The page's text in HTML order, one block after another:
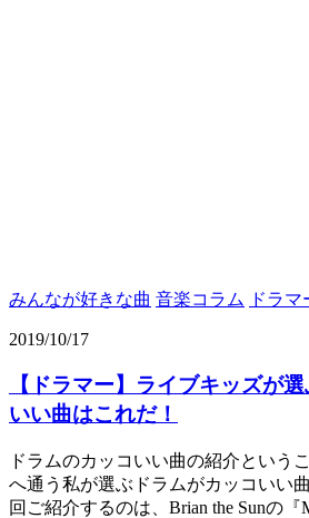
みんなが好きな曲 音楽コラム ドラマ
2019/10/17
【ドラマー】ライブキッズが
いい曲はこれだ！
ドラムのカッコいい曲の紹介という
へ通う私が選ぶドラムがカッコいい
回ご紹介するのは、Brian the Sunの『